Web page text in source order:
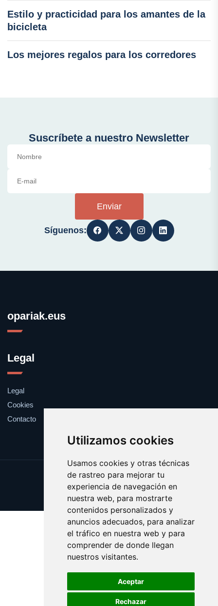
Utilizamos cookies
Usamos cookies y otras técnicas
de rastreo para mejorar tu
experiencia de navegación en
nuestra web, para mostrarte
contenidos personalizados y
anuncios adecuados, para analizar
el tráfico en nuestra web y para
comprender de donde llegan
nuestros visitantes.
Aceptar
Rechazar
Estilo y practicidad para los amantes de la
bicicleta
Los mejores regalos para los corredores
Suscríbete a nuestro Newsletter
Enviar
Síguenos:
opariak.eus
Legal
Legal
Cookies
Contacto
Update cookies preferences
Copyright © 2025 opariak.eus